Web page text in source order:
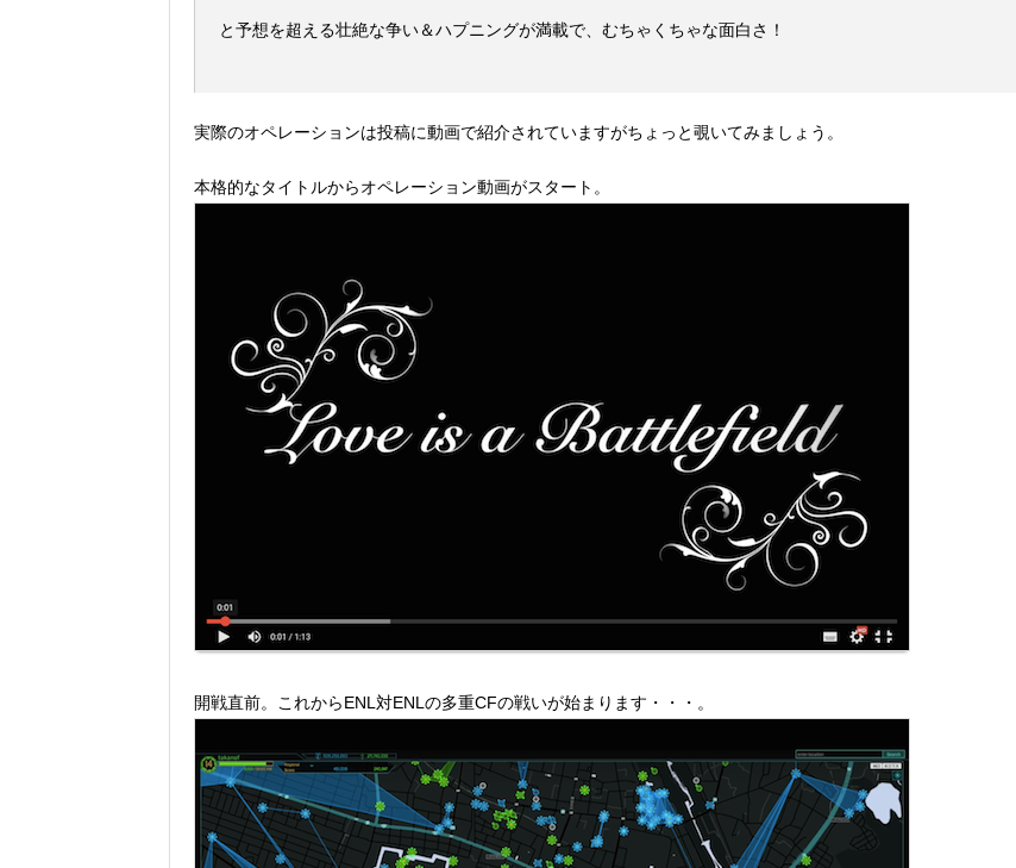
と予想を超える壮絶な争い＆ハプニングが満載で、むちゃくちゃな面白さ！
実際のオペレーションは投稿に動画で紹介されていますがちょっと覗いてみましょう。
本格的なタイトルからオペレーション動画がスタート。
開戦直前。これからENL対ENLの多重CFの戦いが始まります・・・。